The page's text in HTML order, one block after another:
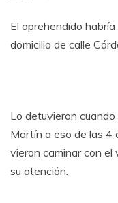
El aprehendido
domicilio de calle
Lo detuvieron
Martín a eso de las 4
vieron caminar con el
su atención.